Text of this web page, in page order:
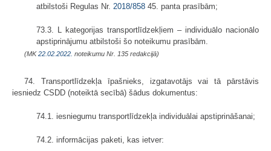
atbilstoši Regulas Nr. 2018/858 45. panta prasībām;
73.3. L kategorijas transportlīdzekļiem – individuālo nacionālo
apstiprinājumu atbilstoši šo noteikumu prasībām.
(MK22.02.2022. noteikumu Nr. 135 redakcijā)
74. Transportlīdzekļa īpašnieks, izgatavotājs vai tā pārstāvis
iesniedz CSDD (noteiktā secībā) šādus dokumentus:
74.1. iesniegumu transportlīdzekļa individuālai apstiprināšanai;
74.2. informācijas paketi, kas ietver: